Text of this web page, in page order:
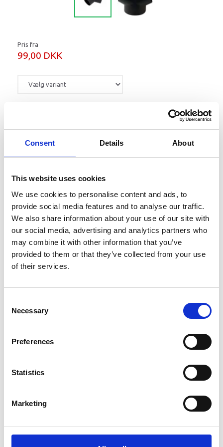
Consent Details About
This website uses cookies
We use cookies to personalise content and ads, to
provide social media features and to analyse our traffic.
We also share information about your use of our site with
our social media, advertising and analytics partners who
may combine it with other information that you’ve
provided to them or that they’ve collected from your use
of their services.
Selection
Necessary
Preferences
Statistics
Marketing
Pris fra
99,00 DKK
Vælg en Y-ventil 60 mm eller 90 mm
Beskrivelse - Mål Vare nummer
Y-ventil 90 mm
1100234
(1320470A)
Derfor kan der i enkelte tilfælde være produkter, som ikke kan
leveres, eller hvor prisen afviger fra det viste. Vi kontakter dig